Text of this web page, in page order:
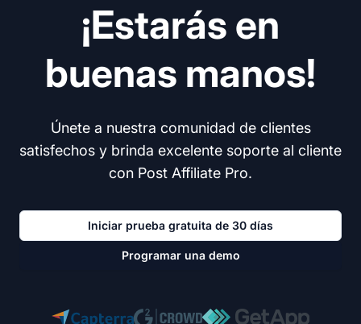
¡Estarás en
buenas manos!
Únete a nuestra comunidad de clientes
satisfechos y brinda excelente soporte al cliente
con Post Affiliate Pro.
Iniciar prueba gratuita de 30 días
Programar una demo